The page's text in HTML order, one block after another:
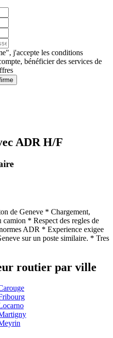
j'accepte les conditions
bénéficier des services de
ADR H/F
de Geneve * Chargement,
camion * Respect des regles de
ADR * Experience exigee
sur un poste similaire. * Tres
routier par ville